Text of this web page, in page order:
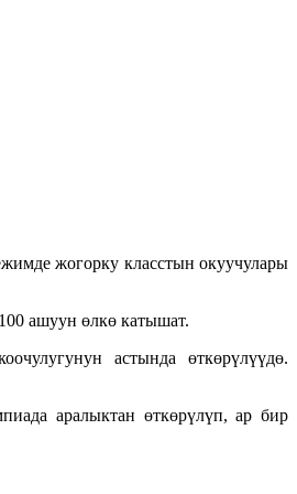
жогорку класстын окуучулары
ашуун өлкө катышат.
астында өткөрүлүүдө.
аралыктан өткөрүлүп, ар бир